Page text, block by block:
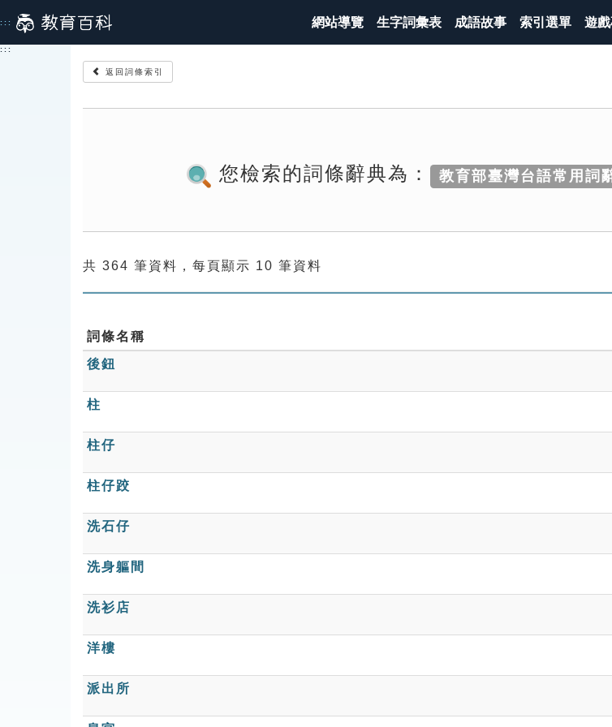
到
主
::: 網站導覽 生字詞彙表 成語故事 索引選單 遊
:::
返回詞條索引
您檢索的詞條辭典為： 教育部臺灣台語常用詞
共 364 筆資料，每頁顯示 10 筆資料
詞條名稱
後鈕
柱
柱仔
柱仔跤
洗石仔
洗身軀間
洗衫店
洋樓
派出所